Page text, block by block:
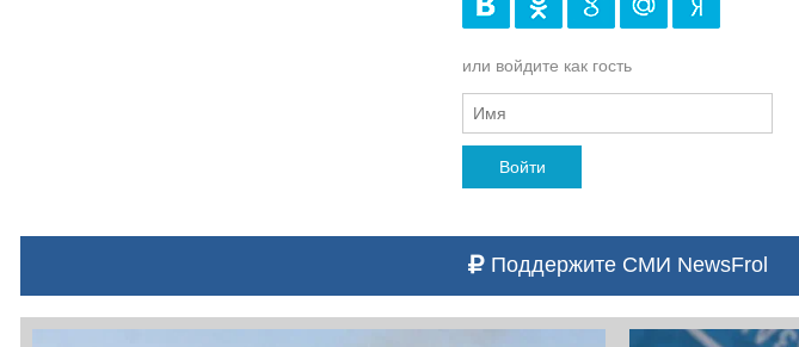
или войдите как гость
Войти
Поддержите СМИ NewsFrol